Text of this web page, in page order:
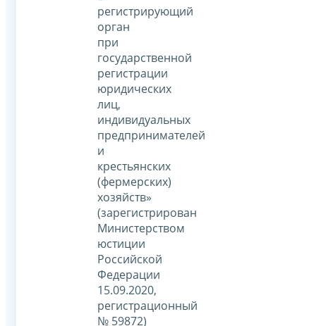
регистрирующий
орган
при
государственной
регистрации
юридических
лиц,
индивидуальных
предпринимателей
и
крестьянских
(фермерских)
хозяйств»
(зарегистрирован
Министерством
юстиции
Российской
Федерации
15.09.2020,
регистрационный
№ 59872)